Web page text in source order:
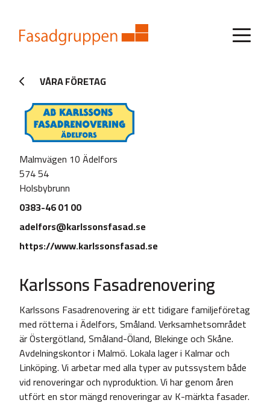
VÅRA FÖRETAG
Karlssons Fasadrenovering
Karlssons Fasadrenovering är ett tidigare familjeföretag
med rötterna i Ädelfors, Småland. Verksamhetsområdet
är Östergötland, Småland-Öland, Blekinge och Skåne.
Avdelningskontor i Malmö. Lokala lager i Kalmar och
Linköping. Vi arbetar med alla typer av putssystem både
vid renoveringar och nyproduktion. Vi har genom åren
utfört en stor mängd renoveringar av K-märkta fasader.
Malmvägen 10 Ädelfors
574 54
Holsbybrunn
0383-46 01 00
adelfors@karlssonsfasad.se
https://www.karlssonsfasad.se